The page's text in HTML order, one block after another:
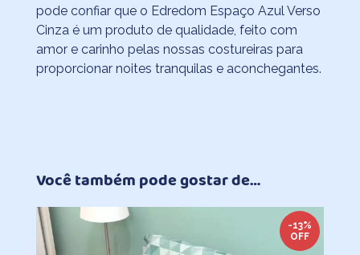
pode confiar que o Edredom Espaço Azul Verso
Cinza é um produto de qualidade, feito com
amor e carinho pelas nossas costureiras para
proporcionar noites tranquilas e aconchegantes.
Você também pode gostar de…
-13%
OFF